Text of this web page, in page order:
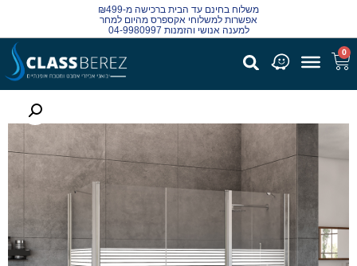
משלוח בחינם עד הבית ברכישה מ-₪499
אפשרות למשלוחי אקספרס מהיום למחר
למענה אנושי והזמנות 04-9980997
0